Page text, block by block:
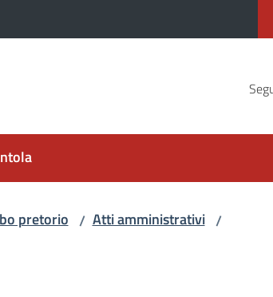
pretorio / Atti amministrativi /